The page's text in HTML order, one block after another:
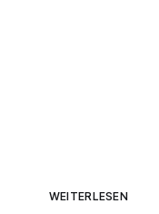
WEITERLESEN